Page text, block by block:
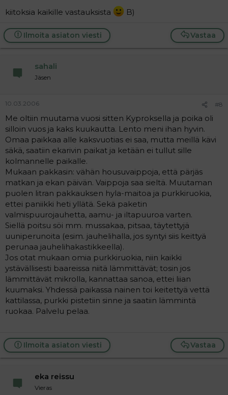
kiitoksia kaikille vastauksista B)
Vastaa
Ilmoita asiaton viesti
sahali
Jäsen
10.03.2006 #8
Me oltiin muutama vuosi sitten Kyproksella ja poika oli
silloin vuos ja kaks kuukautta. Lento meni ihan hyvin.
Omaa paikkaa alle kaksvuotias ei saa, mutta meillä kävi
säkä, saatiin ekarivin paikat ja ketään ei tullut sille
kolmannelle paikalle.
Mukaan pakkasin: vähän housuvaippoja, että pärjäs
matkan ja ekan päivän. Vaippoja saa sieltä. Muutaman
puolen litran pakkauksen hyla-maitoa ja purkkiruokia,
ettei paniikki heti yllätä. Sekä paketin
valmispuurojauhetta, aamu- ja iltapuuroa varten.
Siellä poitsu söi mm. mussakaa, pitsaa, täytettyjä
uuniperunoita (esim. jauhelihalla, jos syntyi siis keittyä
perunaa jauhelihakastikkeella).
Jos otat mukaan omia purkkiruokia, niin kaikki
ystävällisesti baareissa niitä lämmittävät; tosin jos
lämmittävät mikrolla, kannattaa sanoa, ettei liian
kuumaksi. Yhdessä paikassa nainen toi keitettyä vettä
kattilassa, purkki pistetiin sinne ja saatiin lämmintä
ruokaa. Palvelu pelaa.
Vastaa
Ilmoita asiaton viesti
eka reissu
Vieras